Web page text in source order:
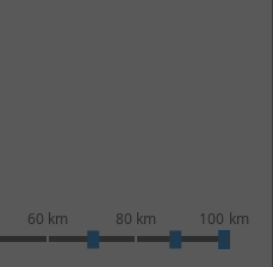
60 km 80 km 100 km